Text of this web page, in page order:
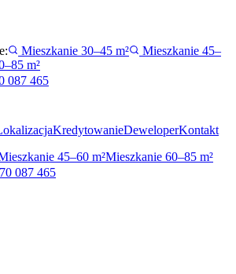
Mieszkanie 30–45 m²
Mieszkanie 45–
m²
087 465
KredytowanieDeweloperKontakt
45–60 m²Mieszkanie 60–85 m²
087 465